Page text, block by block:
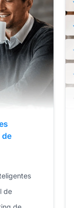
los